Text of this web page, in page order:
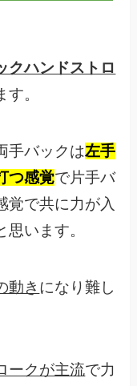
クハンドストロ
。
手バックは左手
つ感覚で片手バ
覚で共に力が入
います。
動き になり難し
ークが主流で力